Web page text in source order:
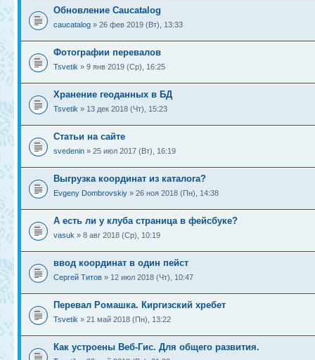
Обновление Caucatalog
caucatalog » 26 фев 2019 (Вт), 13:33
Фотографии перевалов
Tsvetik » 9 янв 2019 (Ср), 16:25
Хранение геоданных в БД
Tsvetik » 13 дек 2018 (Чт), 15:23
Статьи на сайте
svedenin » 25 июл 2017 (Вт), 16:19
Выгрузка координат из каталога?
Evgeny Dombrovskiy » 26 ноя 2018 (Пн), 14:38
А есть ли у клуба страница в фейсбуке?
vasuk » 8 авг 2018 (Ср), 10:19
ввод координат в один пейст
Сергей Титов » 12 июл 2018 (Чт), 10:47
Перевал Ромашка. Киргизский хребет
Tsvetik » 21 май 2018 (Пн), 13:22
Как устроены Веб-Гис. Для общего развития.